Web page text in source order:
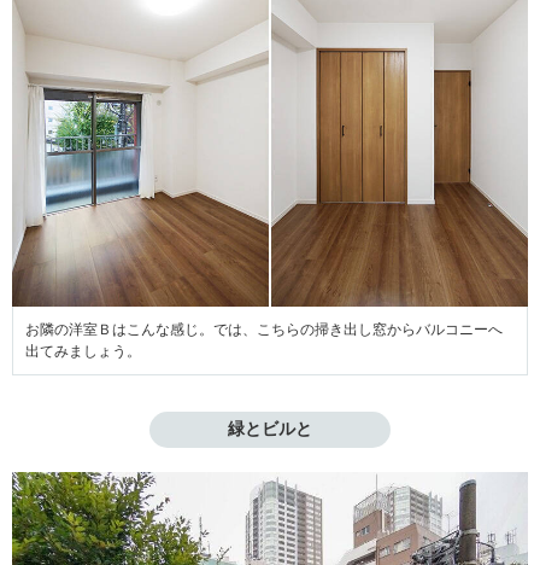
お隣の洋室Ｂはこんな感じ。では、こちらの掃き出し窓からバルコニーへ
出てみましょう。
緑とビルと